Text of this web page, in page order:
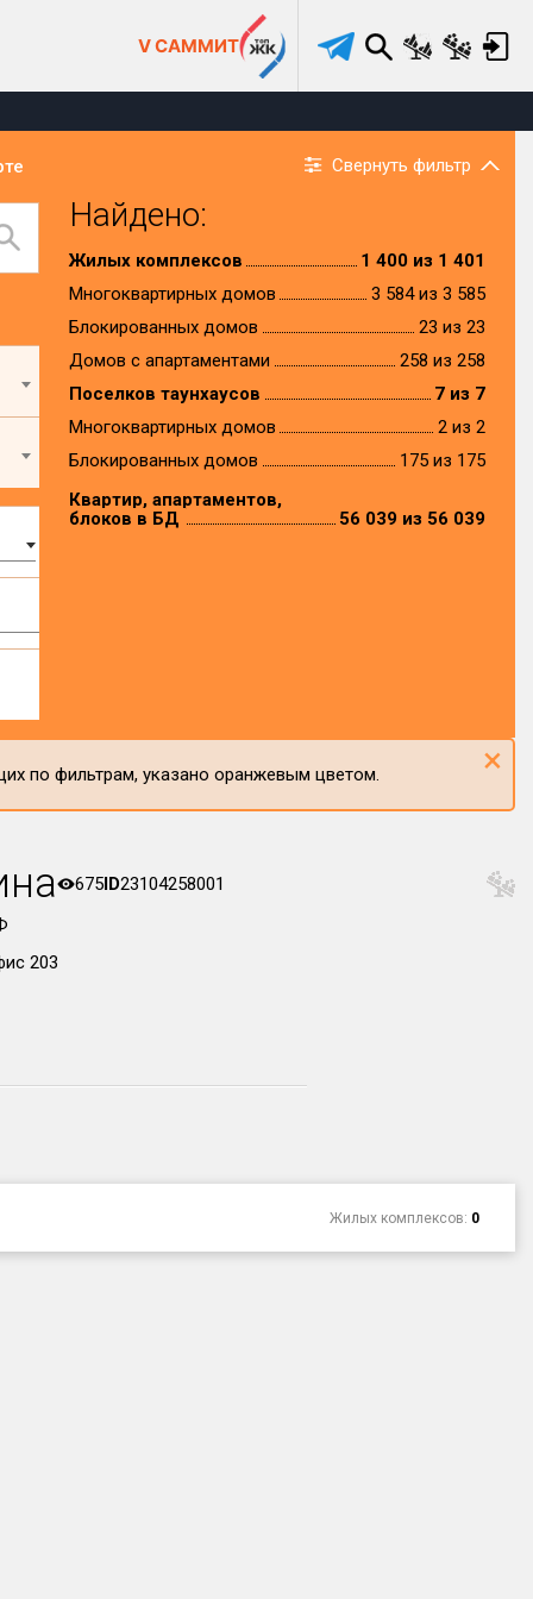
V САММИТ
Свернуть фильтр
Найдено:
Жилых комплексов
1 400 из 1 401
Многоквартирных домов
3 584 из 3 585
Блокированных домов
23 из 23
Домов с апартаментами
258 из 258
Поселков таунхаусов
7 из 7
Многоквартирных домов
2 из 2
Блокированных домов
175 из 175
Квартир, апартаментов,
блоков в БД
56 039 из 56 039
по фильтрам, указано оранжевым цветом. ×
675ID23104258001
203
Жилых комплексов: 0